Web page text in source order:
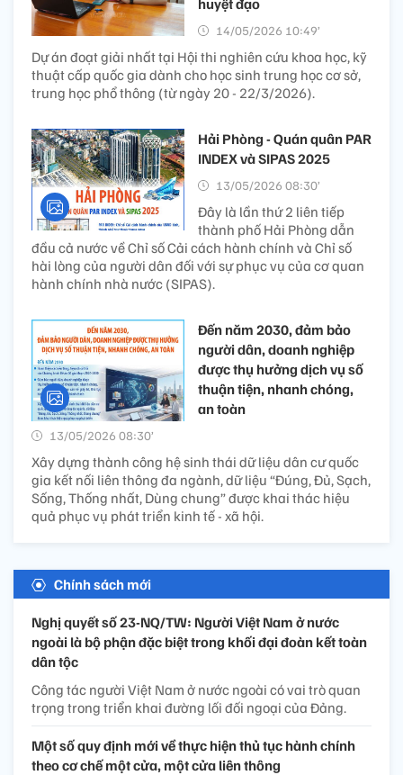
14/05/2026 10:49’
Dự án đoạt giải nhất tại Hội thi nghiên cứu khoa học, kỹ
thuật cấp quốc gia dành cho học sinh trung học cơ sở,
trung học phổ thông (từ ngày 20 - 22/3/2026).
Hải Phòng - Quán quân PAR
INDEX và SIPAS 2025
13/05/2026 08:30’
Đây là lần thứ 2 liên tiếp
thành phố Hải Phòng dẫn
đầu cả nước về Chỉ số Cải cách hành chính và Chỉ số
hài lòng của người dân đối với sự phục vụ của cơ quan
hành chính nhà nước (SIPAS).
Đến năm 2030, đảm bảo
người dân, doanh nghiệp
được thụ hưởng dịch vụ số
thuận tiện, nhanh chóng,
an toàn
13/05/2026 08:30’
Xây dựng thành công hệ sinh thái dữ liệu dân cư quốc
gia kết nối liên thông đa ngành, dữ liệu “Đúng, Đủ, Sạch,
Sống, Thống nhất, Dùng chung” được khai thác hiệu
quả phục vụ phát triển kinh tế - xã hội.
Chính sách mới
Nghị quyết số 23-NQ/TW: Người Việt Nam ở nước
ngoài là bộ phận đặc biệt trong khối đại đoàn kết toàn
dân tộc
Công tác người Việt Nam ở nước ngoài có vai trò quan
trọng trong triển khai đường lối đối ngoại của Đảng.
Một số quy định mới về thực hiện thủ tục hành chính
theo cơ chế một cửa, một cửa liên thông